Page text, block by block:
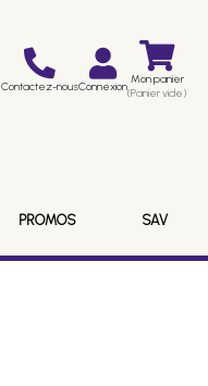
Contactez-nousConnexion Mon panier
(Panier vide)
PROMOS SAV